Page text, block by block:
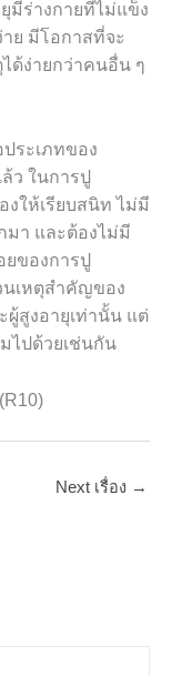
มีร่างกายที่ไม่แข็ง
ย มีโอกาสที่จะ
ด้ง่ายกว่าคนอื่น ๆ
ระเภทของ
ว ในการปู
งให้เรียบสนิท ไม่มี
มา และต้องไม่มี
ของการปู
นเหตุสำคัญของ
ผู้สูงอายุเท่านั้น แต่
ไปด้วยเช่นกัน
Next เรื่อง →